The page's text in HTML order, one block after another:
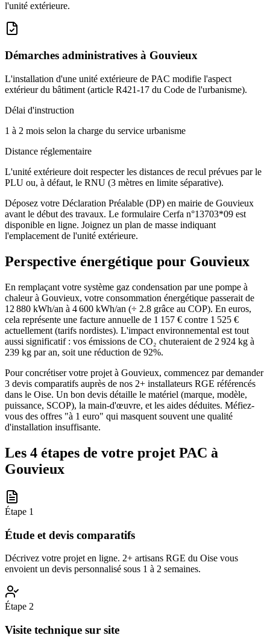
l'unité extérieure.
Démarches administratives à Gouvieux
L'installation d'une unité extérieure de PAC modifie l'aspect
extérieur du bâtiment (article R421-17 du Code de l'urbanisme).
Délai d'instruction
1 à 2 mois selon la charge du service urbanisme
Distance réglementaire
L'unité extérieure doit respecter les distances de recul prévues par le
PLU ou, à défaut, le RNU (3 mètres en limite séparative).
Déposez votre Déclaration Préalable (DP) en mairie de Gouvieux
avant le début des travaux. Le formulaire Cerfa n°13703*09 est
disponible en ligne. Joignez un plan de masse indiquant
l'emplacement de l'unité extérieure.
Perspective énergétique pour Gouvieux
En remplaçant votre système gaz condensation par une pompe à
chaleur à Gouvieux, votre consommation énergétique passerait de
12 880 kWh/an à 4 600 kWh/an (÷ 2.8 grâce au COP). En euros,
cela représente une facture annuelle de 1 157 € contre 1 525 €
actuellement (tarifs nordistes). L'impact environnemental est tout
aussi significatif : vos émissions de CO₂ chuteraient de 2 924 kg à
239 kg par an, soit une réduction de 92%.
Pour concrétiser votre projet à Gouvieux, commencez par demander
3 devis comparatifs auprès de nos 2+ installateurs RGE référencés
dans le Oise. Un bon devis détaille le matériel (marque, modèle,
puissance, SCOP), la main-d'œuvre, et les aides déduites. Méfiez-
vous des offres "à 1 euro" qui masquent souvent une qualité
d'installation insuffisante.
Les 4 étapes de votre projet PAC à
Gouvieux
Étape 1
Étude et devis comparatifs
Décrivez votre projet en ligne. 2+ artisans RGE du Oise vous
envoient un devis personnalisé sous 1 à 2 semaines.
Étape 2
Visite technique sur site